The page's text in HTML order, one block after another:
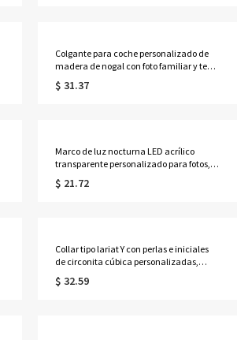
Colgante para coche personalizado de
madera de nogal con foto familiar y texto
grabado, adorno vintage para colgar en
el espejo retrovisor, regalo de aniversario
$ 31.37
Marco de luz nocturna LED acrílico
transparente personalizado para fotos,
lámpara de fotos familiares HD con base
de madera, decoración del hogar,
$ 21.72
Collar tipo lariat Y con perlas e iniciales
de circonita cúbica personalizadas,
joyería apilable de letras pavé delicadas
de plata de ley 925, regalo para
$ 32.59